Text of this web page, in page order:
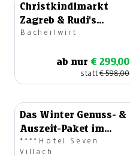
Christkindlmarkt
Zagreb & Rudi's
Advent-Musigaude in
Bacherlwirt
ab nur € 299,00
statt€ 598,00
Das Winter Genuss- &
Auszeit-Paket im
Seven
****Hotel Seven
Villach